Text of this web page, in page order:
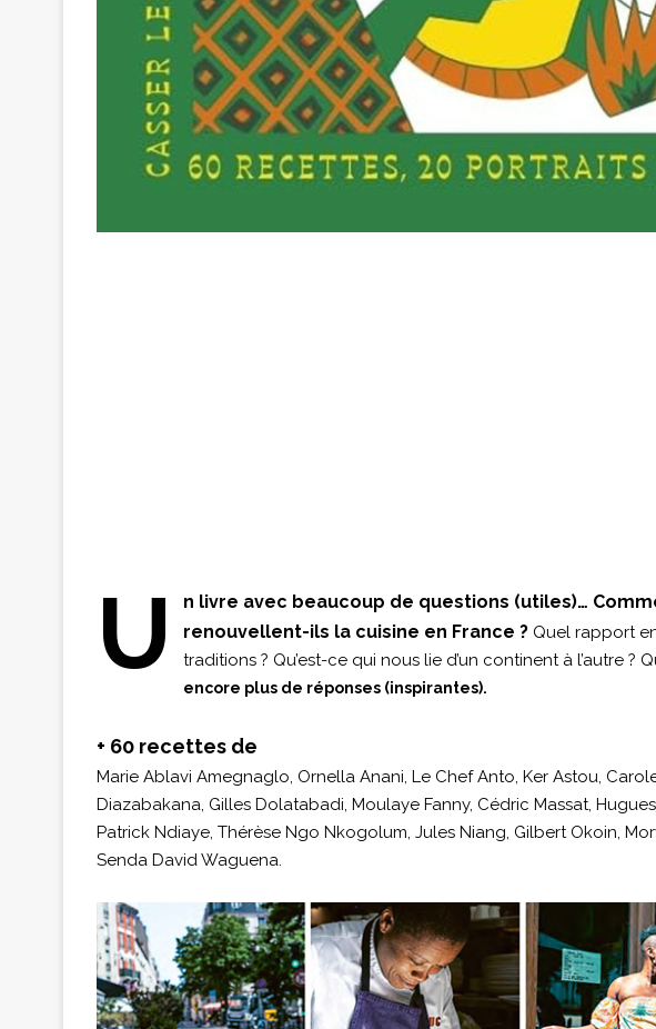
U
n livre avec beaucoup de questions (utiles)…
renouvellent-ils la cuisine en France ? Quel rapport
traditions ? Qu’est-ce qui nous lie d’un continent à l’autre ?
encore plus de réponses (inspirantes).
+ 60 recettes de
Marie Ablavi Amegnaglo, Ornella Anani, Le Chef Anto, Ker Astou,
Diazabakana, Gilles Dolatabadi, Moulaye Fanny, Cédric Massat,
Patrick Ndiaye, Thérèse Ngo Nkogolum, Jules Niang, Gilbert Okoin,
Senda David Waguena.